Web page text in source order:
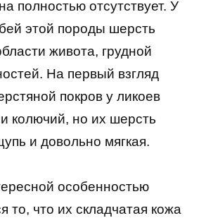
полностью отсутствует. У
этой породы шерсть
живота, грудной
На первый взгляд
покров у ликоев
колючий, но их шерсть
и довольно мягкая.
особенностью
то, что их складчатая кожа